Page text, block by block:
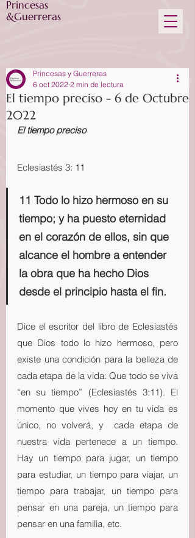
Princesas
&Guerreras
El tiempo preciso - 6 de Octubre
2022
Princesas y Guerreras
6 oct 2022 2 min de lectura
El tiempo preciso
Eclesiastés 3: 11
11 Todo lo hizo hermoso en su
tiempo; y ha puesto eternidad
en el corazón de ellos, sin que
alcance el hombre a entender
la obra que ha hecho Dios
desde el principio hasta el fin.
Dice el escritor del libro de Eclesiastés
que Dios todo lo hizo hermoso, pero
existe una condición para la belleza de
cada etapa de la vida: Que todo se viva
“en su tiempo” (Eclesiastés 3:11). El
momento que vives hoy en tu vida es
único, no volverá, y  cada etapa de
nuestra vida pertenece a un tiempo.
Hay un tiempo para jugar, un tiempo
para estudiar, un tiempo para viajar, un
tiempo para trabajar, un tiempo para
pensar en una pareja, un tiempo para
pensar en una familia, etc.